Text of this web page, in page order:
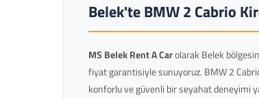
Belek'te BMW 2 Cabrio
MS Belek Rent A Carolarak Belek
fiyat garantisiyle sunuyoruz. BMW 2
konforlu ve güvenli bir seyahat deneyimi